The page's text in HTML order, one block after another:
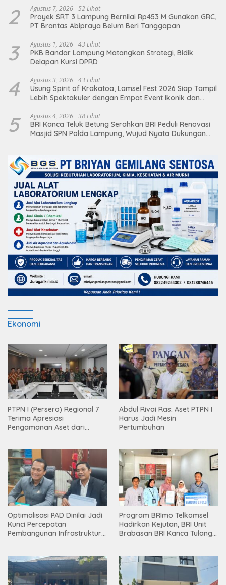
2 Agustus 7, 2026 52 Lihat
Proyek SRT 3 Lampung Bernilai Rp453 M Gunakan GRC,
PT Brantas Abipraya Belum Beri Tanggapan
3 Agustus 1, 2026 43 Lihat
PKB Bandar Lampung Matangkan Strategi, Bidik
Delapan Kursi DPRD
4 Agustus 3, 2026 43 Lihat
Usung Spirit of Krakatoa, Lamsel Fest 2026 Siap Tampil
Lebih Spektakuler dengan Empat Event Ikonik dan
5 Agustus 4, 2026 38 Lihat
BRI Kanca Teluk Betung Serahkan BRI Peduli Renovasi
Masjid SPN Polda Lampung, Wujud Nyata Dukungan
Ekonomi
PTPN I (Persero) Regional 7
Terima Apresiasi
Pengamanan Aset dari
Abdul Rivai Ras: Aset PTPN I
Harus Jadi Mesin
Pertumbuhan
Optimalisasi PAD Dinilai Jadi
Kunci Percepatan
Pembangunan Infrastruktur
Program BRImo Telkomsel
Hadirkan Kejutan, BRI Unit
Brabasan BRI Kanca Tulang
Mesuji